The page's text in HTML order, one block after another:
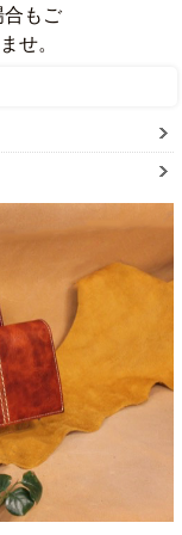
合もご
せ。